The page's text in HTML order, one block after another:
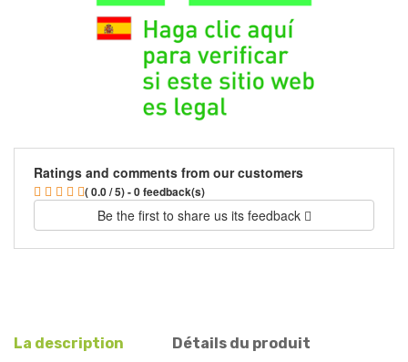
Ratings and comments from our customers
( 0.0 / 5) - 0 feedback(s)
Be the first to share us its feedback
La description Détails du produit